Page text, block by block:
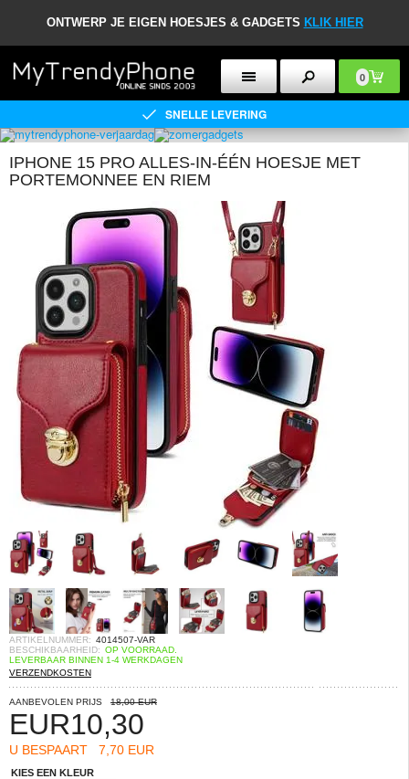
ONTWERP JE EIGEN HOESJES & GADGETS KLIK HIER
0
SNELLE LEVERING
IPHONE 15 PRO ALLES-IN-ÉÉN HOESJE MET
PORTEMONNEE EN RIEM
ARTIKELNUMMER: 4014507-VAR
BESCHIKBAARHEID: OP VOORRAAD.
LEVERBAAR BINNEN 1-4 WERKDAGEN
VERZENDKOSTEN
AANBEVOLEN PRIJS 18,00 EUR
EUR10,30
U BESPAART 7,70 EUR
KIES EEN KLEUR